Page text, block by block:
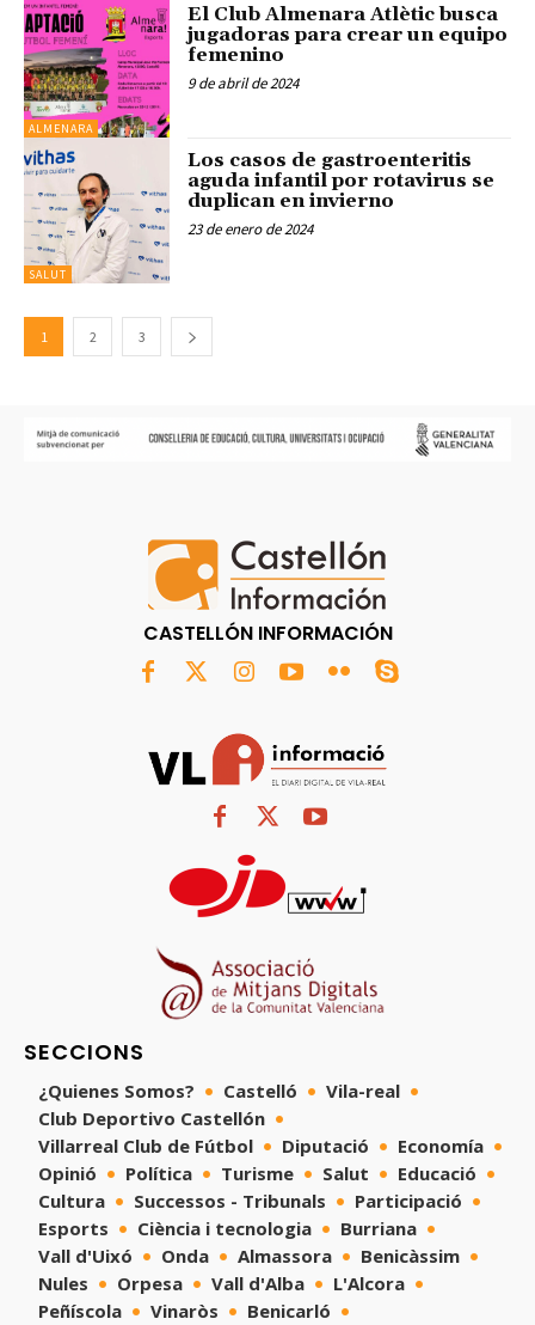
ALMENARA
El Club Almenara Atlètic busca
jugadoras para crear un equipo
femenino
9 de abril de 2024
SALUT
Los casos de gastroenteritis
aguda infantil por rotavirus se
duplican en invierno
23 de enero de 2024
1 2 3
CASTELLÓN INFORMACIÓN
SECCIONS
¿Quienes Somos? Castelló
Vila-real
Club Deportivo Castellón
Villarreal Club de Fútbol
Diputació
Economía
Opinió
Política Turisme Salut
Educació
Cultura
Successos - Tribunals
Participació
Esports
Ciència i tecnologia
Burriana
Vall d'Uixó
Onda Almassora
Benicàssim
Nules
Orpesa Vall d'Alba
L'Alcora
Peñíscola
Vinaròs
Benicarló